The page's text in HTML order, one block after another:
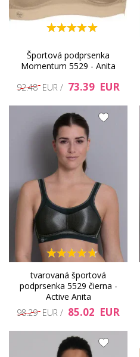
Športová podprsenka
Momentum 5529 - Anita
92.48 EUR / 73.39 EUR
tvarovaná športová
podprsenka 5529 čierna -
Active Anita
98.29 EUR / 85.02 EUR